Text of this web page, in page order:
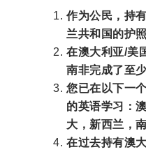
作为公民，持
兰共和国的护照
在澳大利亚/美
南非完成了至
您已在以下一
的英语学习：
大，新西兰，
在过去持有澳